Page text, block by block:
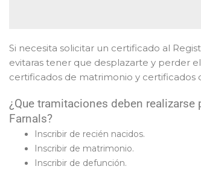
Si necesita solicitar un certificado al
evitaras tener que desplazarte y perder
certificados de matrimonio y certificados
¿Que tramitaciones deben
Farnals?
Inscribir de recién nacidos.
Inscribir de matrimonio.
Inscribir de defunción.